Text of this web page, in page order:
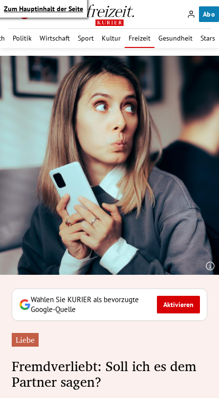
Zum Hauptinhalt der Seite
Abo
Politik Wirtschaft Sport Kultur Freizeit Gesundheit Stars
Untermenü
Untermenü
Untermenü
Untermenü
Untermenü
Untermenü
Untermenü
Untermenü
Wählen Sie KURIER als bevorzugte
Google-Quelle
Aktivieren
Liebe
Fremdverliebt: Soll ich es dem
Partner sagen?